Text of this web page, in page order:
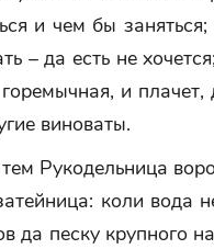
и чем бы
– да есть не
и
виноваты.
Рукодельница
коли вода
да песку крупного